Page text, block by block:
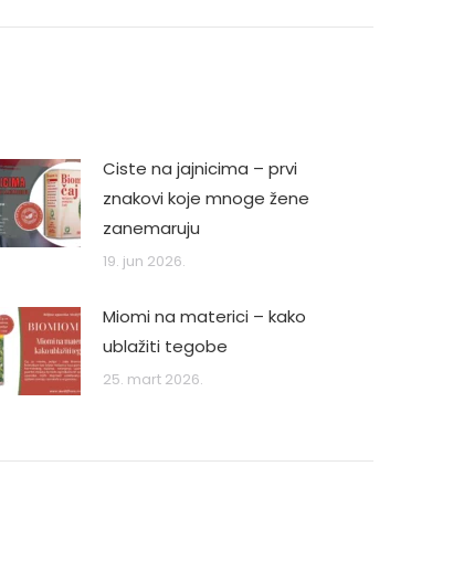
Ciste na jajnicima – prvi
znakovi koje mnoge žene
zanemaruju
19. jun 2026.
Miomi na materici – kako
ublažiti tegobe
25. mart 2026.